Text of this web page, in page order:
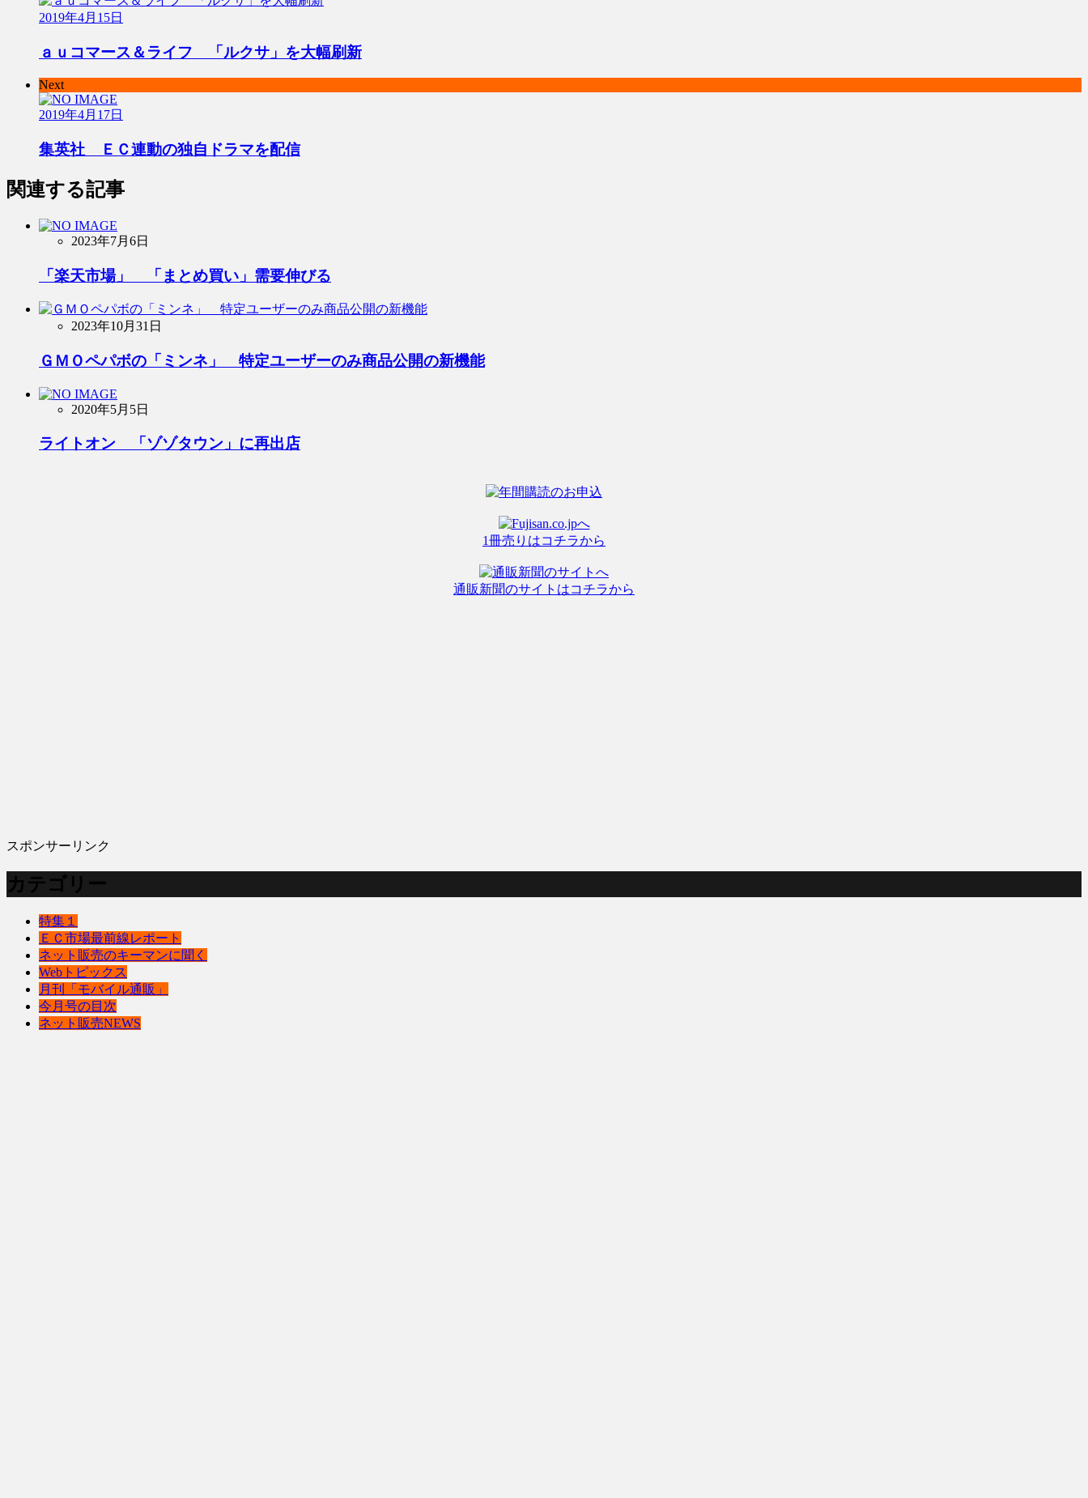
2019年4月15日
ａｕコマース＆ライフ 「ルクサ」を大幅刷新
Next
2019年4月17日
集英社 ＥＣ連動の独自ドラマを配信
関連する記事
2023年7月6日
「楽天市場」 「まとめ買い」需要伸びる
2023年10月31日
ＧＭＯペパボの「ミンネ」 特定ユーザーのみ商品公開の新機能
2020年5月5日
ライトオン 「ゾゾタウン」に再出店
1冊売りはコチラから
通販新聞のサイトはコチラから
スポンサーリンク
カテゴリー
特集１
ＥＣ市場最前線レポート
ネット販売のキーマンに聞く
Webトピックス
月刊「モバイル通販」
今月号の目次
ネット販売NEWS